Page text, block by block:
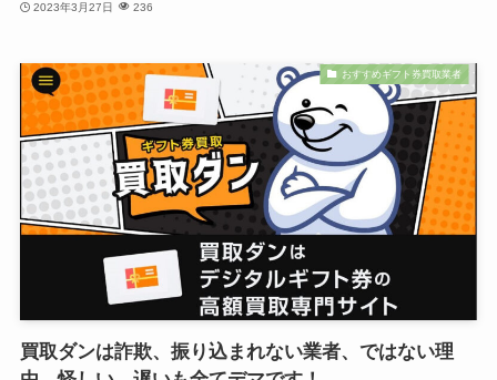
2023年3月27日 236
おすすめギフト券買取業者
買取ダンは詐欺、振り込まれない業者、ではない理